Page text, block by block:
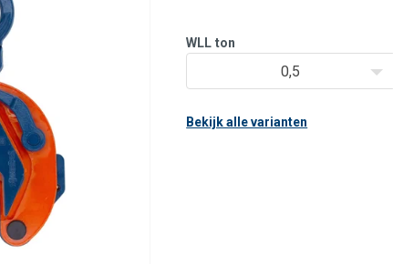
WLL ton
0,5
Bekijk alle varianten